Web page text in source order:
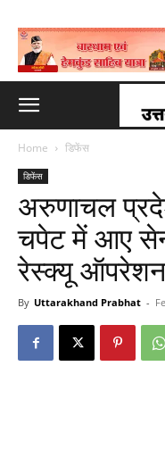
Home डिफेंस
डिफेंस
अरुणाचल
चपेट में आए सेना
रेस्क्यू ऑपरेशन
By Uttarakhand Prabhat -